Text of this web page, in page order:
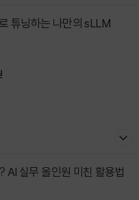
튜닝하는 나만의 sLLM